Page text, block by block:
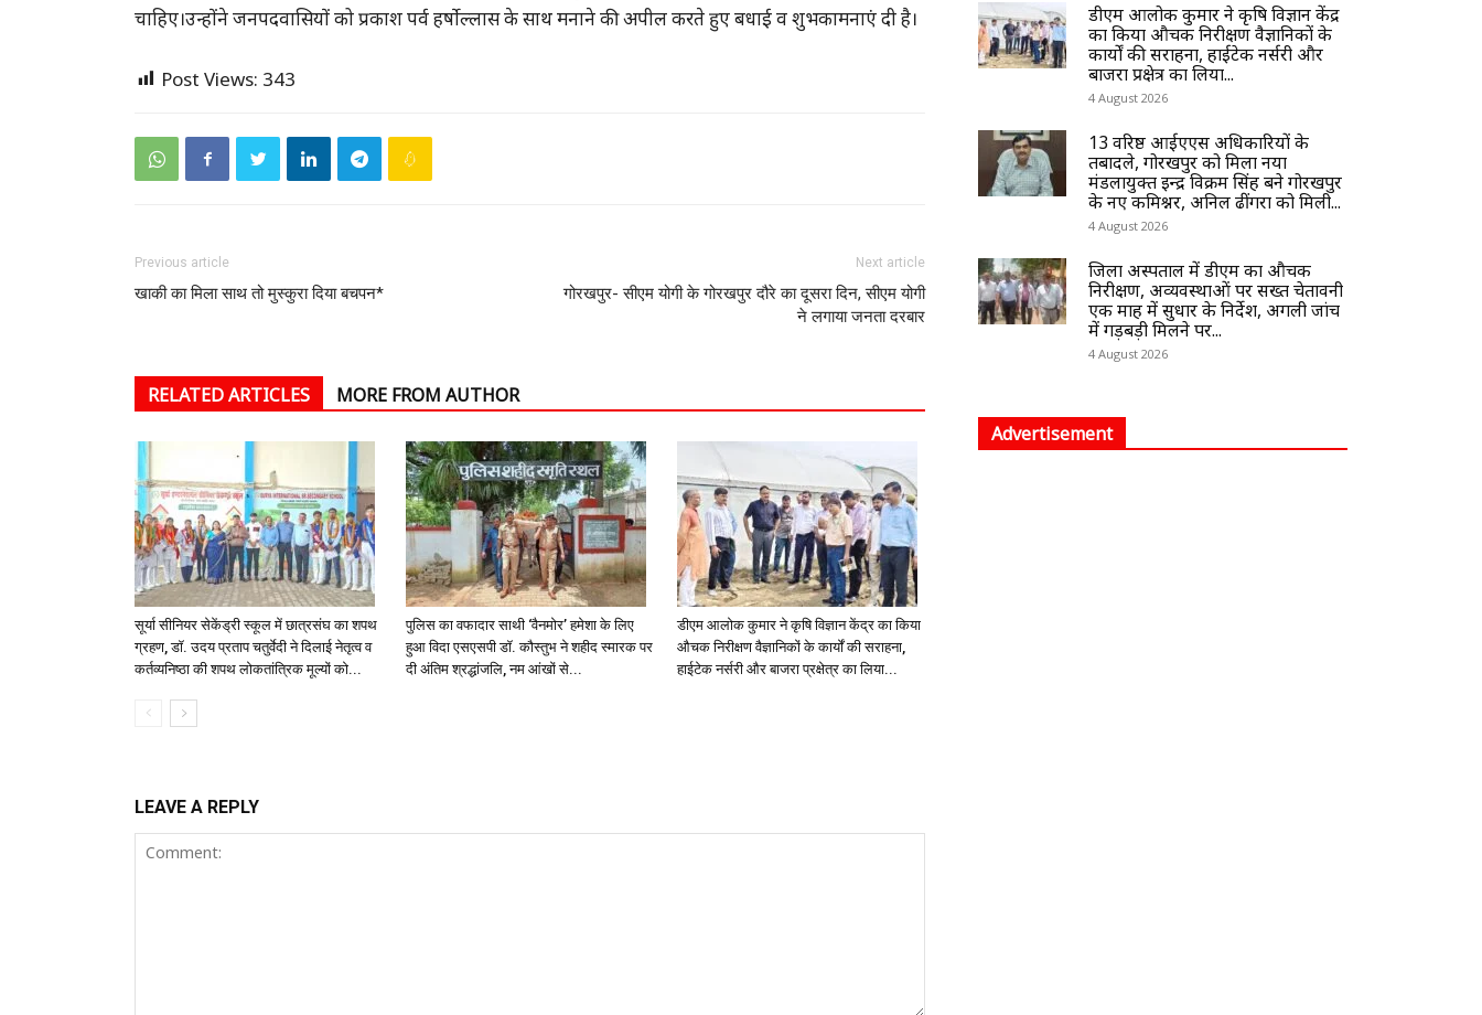
चाहिए।उन्होंने जनपदवासियों को प्रकाश पर्व हर्षोल्लास के साथ मनाने की अपील करते हुए बधाई व शुभकामनाएं दी है।
Post Views: 343
Previous article
खाकी का मिला साथ तो मुस्कुरा दिया बचपन*
Next article
गोरखपुर- सीएम योगी के गोरखपुर दौरे का दूसरा दिन, सीएम योगी
ने लगाया जनता दरबार
RELATED ARTICLES MORE FROM AUTHOR
सूर्या सीनियर सेकेंड्री स्कूल में छात्रसंघ का शपथ
ग्रहण, डॉ. उदय प्रताप चतुर्वेदी ने दिलाई नेतृत्व व
कर्तव्यनिष्ठा की शपथ लोकतांत्रिक मूल्यों को...
पुलिस का वफादार साथी ‘वैनमोर’ हमेशा के लिए
हुआ विदा एसएसपी डॉ. कौस्तुभ ने शहीद स्मारक पर
दी अंतिम श्रद्धांजलि, नम आंखों से...
डीएम आलोक कुमार ने कृषि विज्ञान केंद्र का किया
औचक निरीक्षण वैज्ञानिकों के कार्यों की सराहना,
हाईटेक नर्सरी और बाजरा प्रक्षेत्र का लिया...
LEAVE A REPLY
डीएम आलोक कुमार ने कृषि विज्ञान केंद्र
का किया औचक निरीक्षण वैज्ञानिकों के
कार्यों की सराहना, हाईटेक नर्सरी और
बाजरा प्रक्षेत्र का लिया...
4 August 2026
13 वरिष्ठ आईएएस अधिकारियों के
तबादले, गोरखपुर को मिला नया
मंडलायुक्त इन्द्र विक्रम सिंह बने गोरखपुर
के नए कमिश्नर, अनिल ढींगरा को मिली...
4 August 2026
जिला अस्पताल में डीएम का औचक
निरीक्षण, अव्यवस्थाओं पर सख्त चेतावनी
एक माह में सुधार के निर्देश, अगली जांच
में गड़बड़ी मिलने पर...
4 August 2026
Advertisement